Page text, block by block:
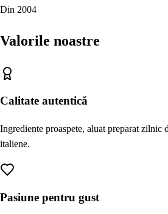
Din 2004
Valorile noastre
Calitate autentică
Ingrediente proaspete, aluat preparat zilnic
italiene.
Pasiune pentru gust